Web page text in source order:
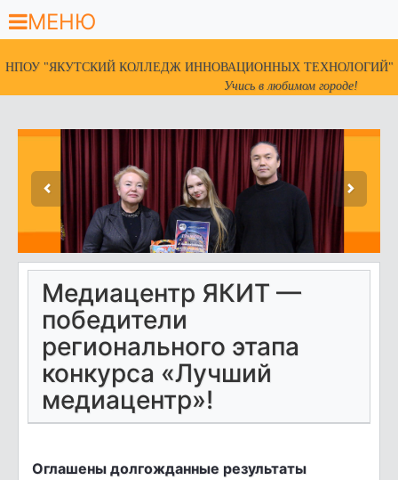
МЕНЮ
НПОУ "ЯКУТСКИЙ КОЛЛЕДЖ ИННОВАЦИОННЫХ ТЕХНОЛОГИЙ"
Учись в любимом городе!
Медиацентр ЯКИТ —
победители
регионального этапа
конкурса «Лучший
медиацентр»!
Оглашены долгожданные результаты